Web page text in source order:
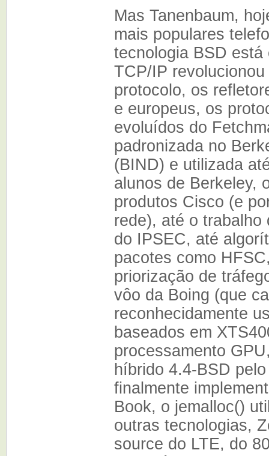
Mas Tanenbaum,
mais populares
tecnologia BSD
TCP/IP
protocolo, os
e europeus, os
evoluídos do
padronizada no
(BIND) e utilizada
alunos de Berkeley,
produtos Cisco (e
rede), até o
do IPSEC, até
pacotes como
priorização de
vôo da Boing (que
reconhecidamente
baseados em
processamento
híbrido 4.4-BSD
finalmente
Book, o jemalloc()
outras tecnologias,
source do LTE, do